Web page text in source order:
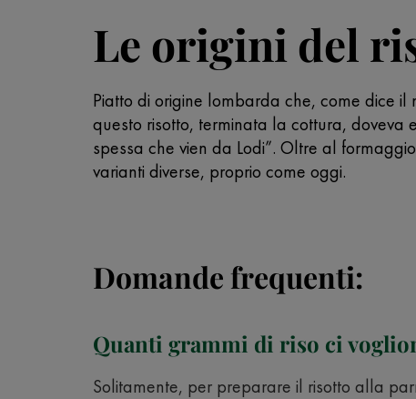
Le origini del
Piatto di origine lombarda che, come dice
questo risotto, terminata la cottura, doveva
spessa che vien da Lodi”. Oltre al
varianti diverse, proprio come oggi.
Domande frequenti:
Quanti grammi di riso ci
Solitamente, per preparare il risotto alla